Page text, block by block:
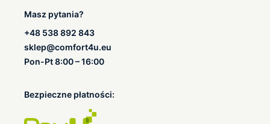
Masz pytania?
+48 538 892 843
sklep@comfort4u.eu
Pon-Pt 8:00 – 16:00
Bezpieczne płatności: